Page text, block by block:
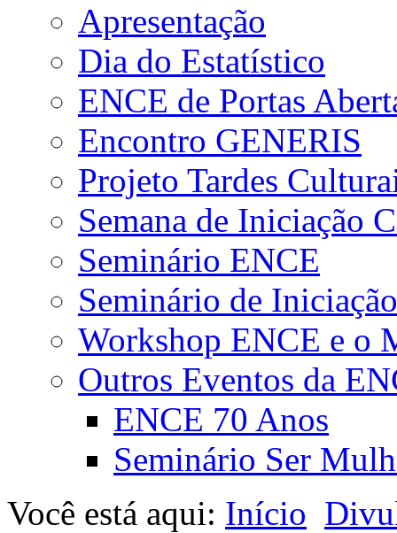
Apresentação
Dia do Estatístico
ENCE de Portas
Encontro GENERIS
Projeto Tardes
Semana de Iniciação
Seminário ENCE
Seminário de
Workshop ENCE e o
Outros Eventos da
ENCE 70 Anos
Seminário Ser
Você está aqui: Início